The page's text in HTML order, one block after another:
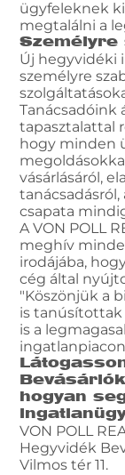
ügyfeleknek
megtalálni a
Személyre
Új hegyvidéki
személyre
Tanácsadóink
tapasztalattal
hogy minden
vásárlásáról,
tanácsadásról,
csapata
A VON POLL
meghív
irodájába,
cég által
"Köszönjük a
is tanúsítottak
is a
hogyan
VON POLL
Hegyvidék
Vilmos tér 11.